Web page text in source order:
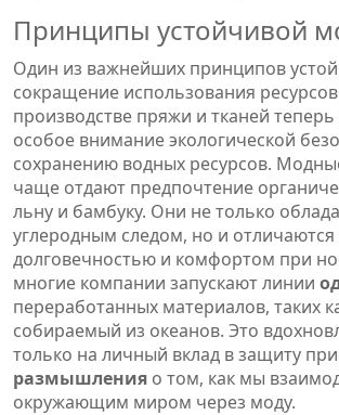
Принципы устойчивой
Один из важнейших принципов
сокращение использования
производстве пряжи и тканей теперь
особое внимание экологической
сохранению водных ресурсов.
чаще отдают предпочтение
льну и бамбуку. Они не только
углеродным следом, но и
долговечностью и комфортом при
многие компании запускают линии
переработанных материалов, таких
собираемый из океанов. Это
только на личный вклад в защиту
размышления о том, как мы
окружающим миром через моду.